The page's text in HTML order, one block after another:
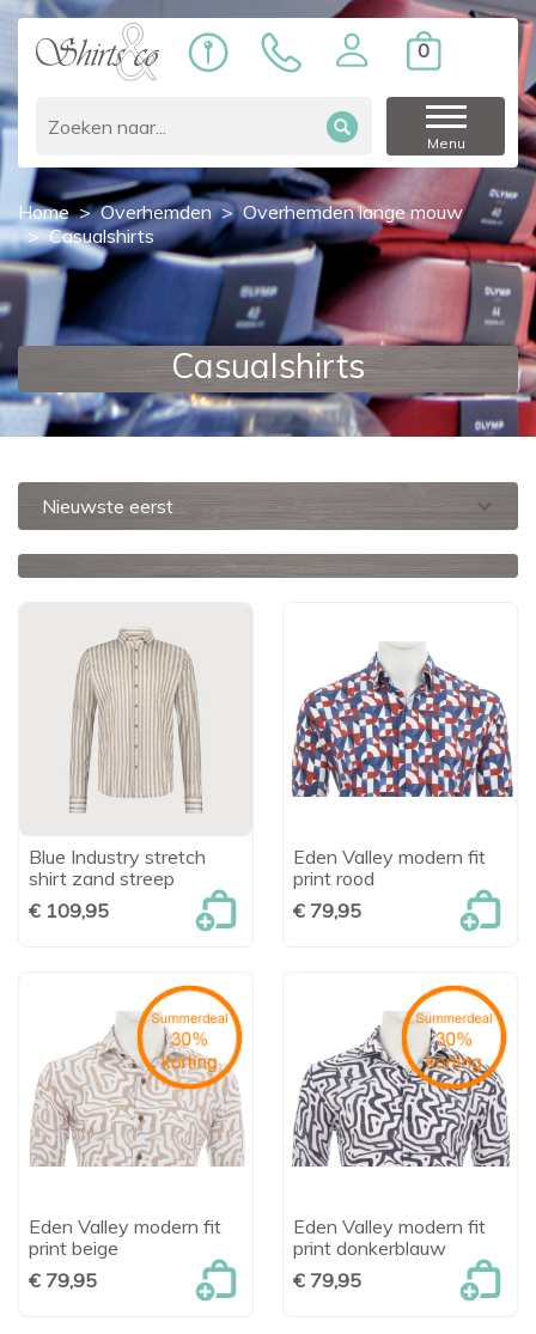
0
Menu
Home Overhemden
Overhemden lange mouw
Casualshirts
Casualshirts
Nieuwste eerst expand_more
Blue Industry stretch
shirt zand streep
€ 109,95
Eden Valley modern fit
print rood
€ 79,95
Eden Valley modern fit
print beige
€ 79,95
Eden Valley modern fit
print donkerblauw
€ 79,95